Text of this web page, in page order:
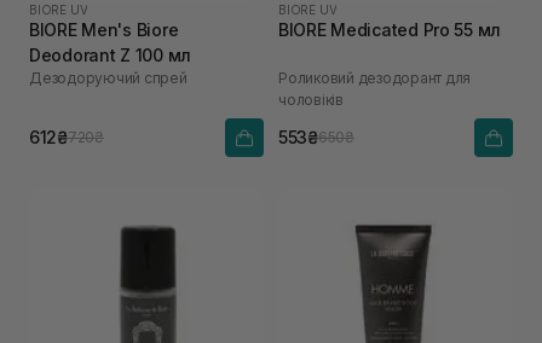
BIORE UV
BIORE Men's Biore
Deodorant Z 100 мл
Дезодоруючий спрей
612₴720₴
BIORE UV
BIORE Medicated Pro 55 мл
Роликовий дезодорант для
чоловіків
553₴650₴